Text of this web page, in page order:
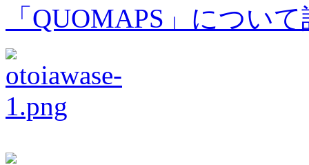
「QUOMAPS」につい